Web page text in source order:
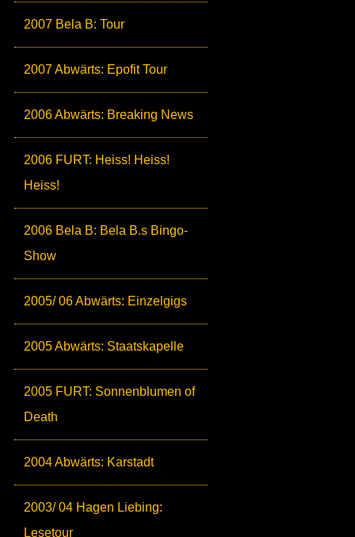
2007 Bela B: Tour
2007 Abwärts: Epofit Tour
2006 Abwärts: Breaking News
2006 FURT: Heiss! Heiss!
Heiss!
2006 Bela B: Bela B.s Bingo-
Show
2005/ 06 Abwärts: Einzelgigs
2005 Abwärts: Staatskapelle
2005 FURT: Sonnenblumen of
Death
2004 Abwärts: Karstadt
2003/ 04 Hagen Liebing:
Lesetour